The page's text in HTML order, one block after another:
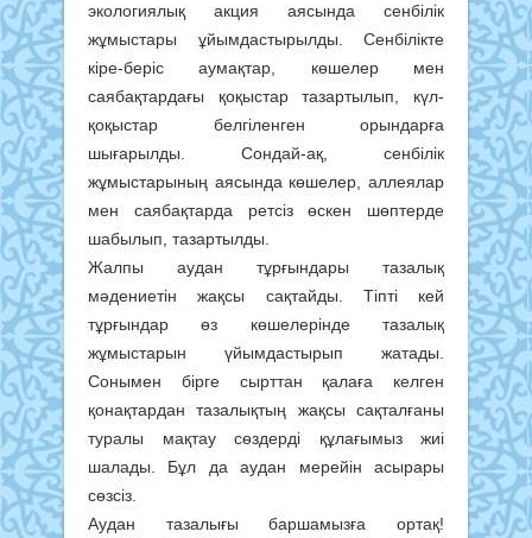
экологиялық акция аясында сенбілік
жұмыстары ұйымдастырылды. Сенбілікте
кіре-беріс аумақтар, көшелер мен
саябақтардағы қоқыстар тазартылып, күл-
қоқыстар белгіленген орындарға
шығарылды. Сондай-ақ, сенбілік
жұмыстарының аясында көшелер, аллеялар
мен саябақтарда ретсіз өскен шөптерде
шабылып, тазартылды.
Жалпы аудан тұрғындары тазалық
мәдениетін жақсы сақтайды. Тіпті кей
тұрғындар өз көшелерінде тазалық
жұмыстарын үйымдастырып жатады.
Сонымен бірге сырттан қалаға келген
қонақтардан тазалықтың жақсы сақталғаны
туралы мақтау сөздерді құлағымыз жиі
шалады. Бұл да аудан мерейін асырары
сөзсіз.
Аудан тазалығы баршамызға ортақ!